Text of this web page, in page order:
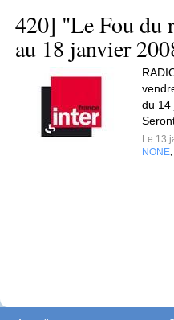
420] "Le Fou du
au 18 janvier
du 14
Le 13
NONE